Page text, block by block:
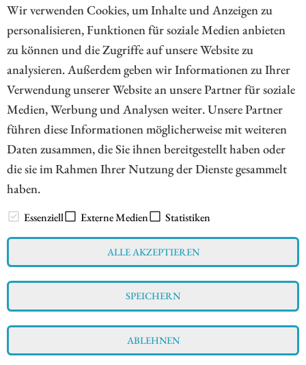
Wir verwenden Cookies, um Inhalte und Anzeigen zu
personalisieren, Funktionen für soziale Medien anbieten
zu können und die Zugriffe auf unsere Website zu
analysieren. Außerdem geben wir Informationen zu Ihrer
Verwendung unserer Website an unsere Partner für soziale
Medien, Werbung und Analysen weiter. Unsere Partner
führen diese Informationen möglicherweise mit weiteren
Daten zusammen, die Sie ihnen bereitgestellt haben oder
die sie im Rahmen Ihrer Nutzung der Dienste gesammelt
haben.
Essenziell Externe Medien Statistiken
ALLE AKZEPTIEREN
SPEICHERN
ABLEHNEN
NICO POPP
In Süddeutschland zuhause, begleitet der leidenschaftliche
Börsianer die Kapitalmärkte seit rund zwanzig Jahren. Mit
einem Faible für kleinere Unternehmen ausgestattet, ist er
ständig auf der Suche nach spannenden Investmentstorys
Mehr zum Autor
zu ESG bewussten Unternehmen aus allen Teilen der Welt
Impressum
Datenschutz
Interessenskonflikt & Risikohinweis
Nutzungsbedingungen
Cookie-Einstellungen